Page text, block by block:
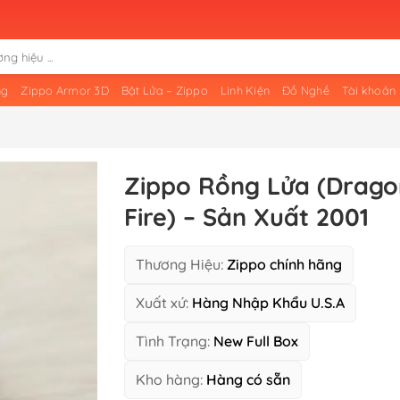
Zippo Armor 3D Bật Lửa – Zippo Linh Kiện Đồ Nghề Tài khoản
Zippo Rồng Lửa
Fire) – Sản Xuất 2001
Thương Hiệu: Zippo chính hãng
Xuất xứ: Hàng Nhập Khẩu U.S.A
Tình Trạng: New Full Box
Kho hàng: Hàng có sẵn